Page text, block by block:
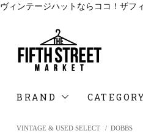
ヴィンテージハットならココ！ザフ
BRAND
VINTAGE & USED SELECT / DOBBS